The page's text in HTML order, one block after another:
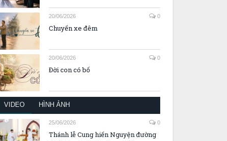
20/06/2026 0
Chuyến xe đêm
20/06/2026 0
Đời con có bố
VIDEO HÌNH ẢNH
25/06/2026 0
Thánh lễ Cung hiến Nguyện đường